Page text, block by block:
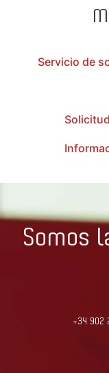
Servicio de
Somos
+34 902